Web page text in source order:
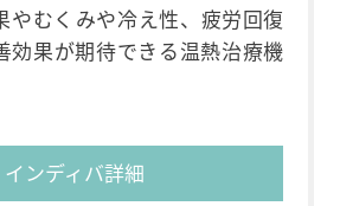
やむくみや冷え性、疲労回復
効果が期待できる温熱治療機
インディバ詳細